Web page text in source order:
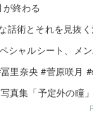
終わる
真集「予定外の瞳」